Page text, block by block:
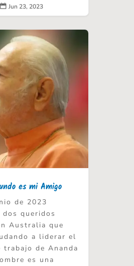
 Jun 23, 2023
es mi Amigo
de 2023
dos queridos
Australia que
a liderar el
trabajo de Ananda
es una